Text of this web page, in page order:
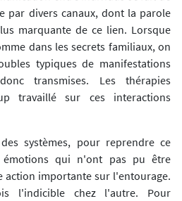
par divers canaux, dont la parole
marquante de ce lien. Lorsque
dans les secrets familiaux, on
typiques de manifestations
transmises. Les thérapies
travaillé sur ces interactions
systèmes, pour reprendre ce
émotions qui n'ont pas pu être
action importante sur l'entourage.
l'indicible chez l'autre. Pour